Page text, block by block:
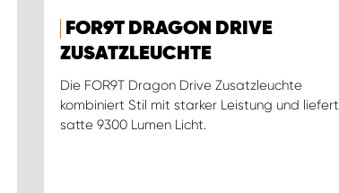
FOR9T DRAGON DRIVE
ZUSATZLEUCHTE
Die FOR9T Dragon Drive Zusatzleuchte
kombiniert Stil mit starker Leistung und liefert
satte 9300 Lumen Licht.